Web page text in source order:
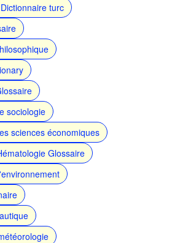
turc
sociologie
sciences économiques
Glossaire